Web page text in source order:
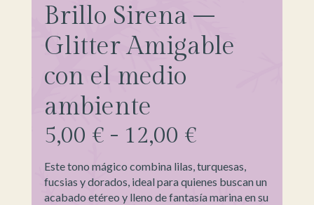
Brillo Sirena –
Glitter Amigable
con el medio
ambiente
5,00 € - 12,00 €
Este tono mágico combina lilas, turquesas,
fucsias y dorados, ideal para quienes buscan un
acabado etéreo y lleno de fantasía marina en su